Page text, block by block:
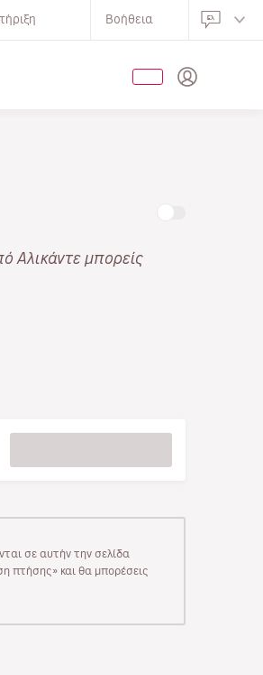
Βοήθεια
Αλικάντε μπορείς
σε αυτήν την σελίδα
πτήσης» και θα μπορέσεις